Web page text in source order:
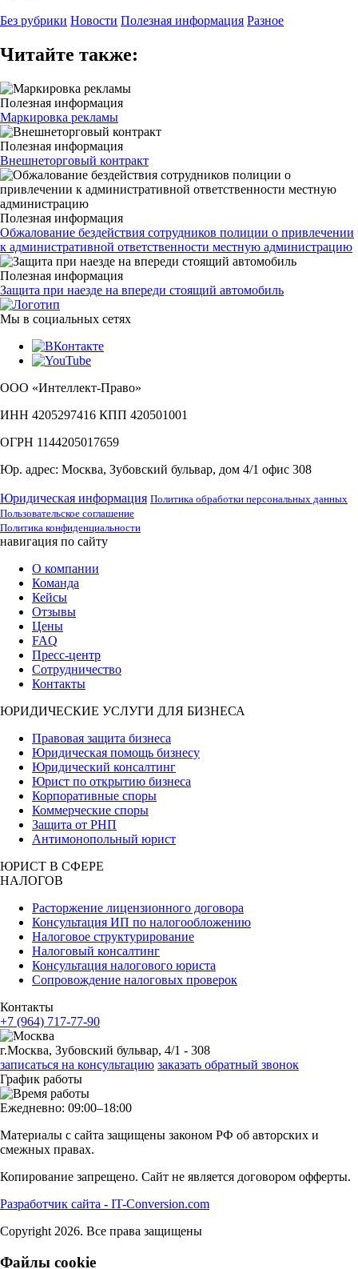
Без рубрики Новости Полезная информация Разное
Читайте также:
Полезная информация
Маркировка рекламы
Полезная информация
Внешнеторговый контракт
Полезная информация
Обжалование бездействия сотрудников полиции о привлечении
к административной ответственности местную администрацию
Полезная информация
Защита при наезде на впереди стоящий автомобиль
Мы в социальных сетях
ООО «Интеллект-Право»
ИНН 4205297416 КПП 420501001
ОГРН 1144205017659
Юр. адрес: Москва, Зубовский бульвар, дом 4/1 офис 308
Юридическая информация Политика обработки персональных данных
Пользовательское соглашение
Политика конфиденциальности
навигация по сайту
О компании
Команда
Кейсы
Отзывы
Цены
FAQ
Пресс-центр
Сотрудничество
Контакты
ЮРИДИЧЕСКИЕ УСЛУГИ ДЛЯ БИЗНЕСА
Правовая защита бизнеса
Юридическая помощь бизнесу
Юридический консалтинг
Юрист по открытию бизнеса
Корпоративные споры
Коммерческие споры
Защита от РНП
Антимонопольный юрист
ЮРИСТ В СФЕРЕ
НАЛОГОВ
Расторжение лицензионного договора
Консультация ИП по налогообложению
Налоговое структурирование
Налоговый консалтинг
Консультация налогового юриста
Сопровождение налоговых проверок
Контакты
+7 (964) 717-77-90
г.Москва, Зубовский бульвар, 4/1 - 308
записаться на консультацию заказать обратный звонок
График работы
Ежедневно: 09:00–18:00
Материалы с сайта защищены законом РФ об авторских и
смежных правах.
Копирование запрещено. Сайт не является договором офферты.
Разработчик сайта - IT-Conversion.com
Copyright 2026. Все права защищены
Файлы cookie